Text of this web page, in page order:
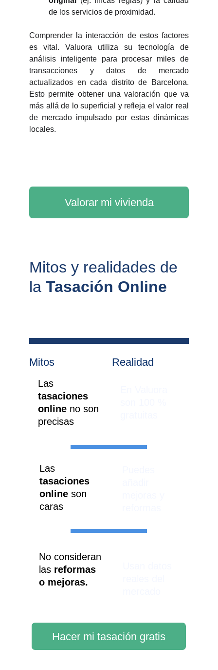
de los servicios de proximidad.
Comprender la interacción de estos factores
es vital. Valuora utiliza su tecnología de
análisis inteligente para procesar miles de
transacciones y datos de mercado
actualizados en cada distrito de Barcelona.
Esto permite obtener una valoración que va
más allá de lo superficial y refleja el valor real
de mercado impulsado por estas dinámicas
locales.
Valorar mi vivienda
Hacer mi tasación gratis
Mitos y realidades de
la Tasación Online
Mitos Realidad
Las
tasaciones
online no son
precisas
Las
tasaciones
online son
caras
No consideran
las reformas
o mejoras.